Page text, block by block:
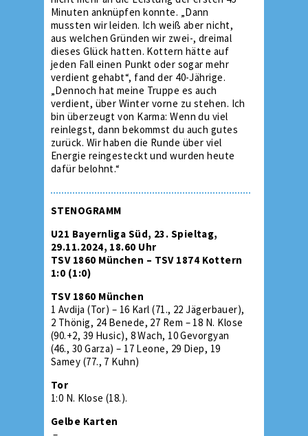
Minuten anknüpfen konnte. „Dann
mussten wir leiden. Ich weiß aber nicht,
aus welchen Gründen wir zwei-, dreimal
dieses Glück hatten. Kottern hätte auf
jeden Fall einen Punkt oder sogar mehr
verdient gehabt“, fand der 40-Jährige.
„Dennoch hat meine Truppe es auch
verdient, über Winter vorne zu stehen. Ich
bin überzeugt von Karma: Wenn du viel
reinlegst, dann bekommst du auch gutes
zurück. Wir haben die Runde über viel
Energie reingesteckt und wurden heute
dafür belohnt.“
STENOGRAMM
U21 Bayernliga Süd, 23. Spieltag,
29.11.2024, 18.60 Uhr
TSV 1860 München – TSV 1874 Kottern
1:0 (1:0)
TSV 1860 München
1 Avdija (Tor) – 16 Karl (71., 22 Jägerbauer),
2 Thönig, 24 Benede, 27 Rem – 18 N. Klose
(90.+2, 39 Husic), 8 Wach, 10 Gevorgyan
(46., 30 Garza) – 17 Leone, 29 Diep, 19
Samey (77., 7 Kuhn)
Tor
1:0 N. Klose (18.).
Gelbe Karten